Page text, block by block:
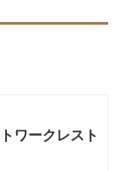
ワークレスト